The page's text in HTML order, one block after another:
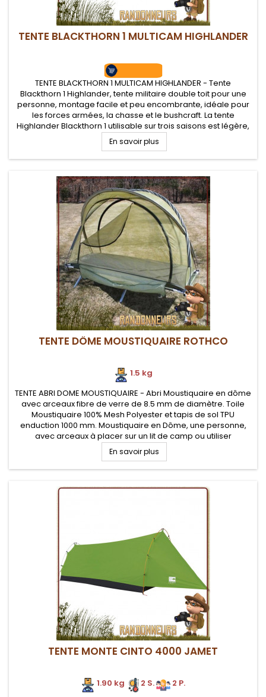
TENTE BLACKTHORN 1 MULTICAM HIGHLANDER
TENTE BLACKTHORN 1 MULTICAM HIGHLANDER - Tente
Blackthorn 1 Highlander, tente militaire double toit pour une
personne, montage facile et peu encombrante, idéale pour
les forces armées, la chasse et le bushcraft. La tente
Highlander Blackthorn 1 utilisable sur trois saisons est légère,
compacte et surtout robuste offre une large porte latérale et
une...
En savoir plus
TENTE DÔME MOUSTIQUAIRE ROTHCO
1.5 kg
TENTE ABRI DOME MOUSTIQUAIRE - Abri Moustiquaire en dôme
avec arceaux fibre de verre de 8.5 mm de diamètre. Toile
Moustiquaire 100% Mesh Polyester et tapis de sol TPU
enduction 1000 mm. Moustiquaire en Dôme, une personne,
avec arceaux à placer sur un lit de camp ou utiliser
directement à même le sol
En savoir plus
TENTE MONTE CINTO 4000 JAMET
1.90 kg 2 S.
2 P.